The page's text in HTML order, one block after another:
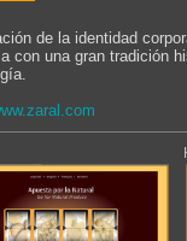
de la identidad
con una gran tradición